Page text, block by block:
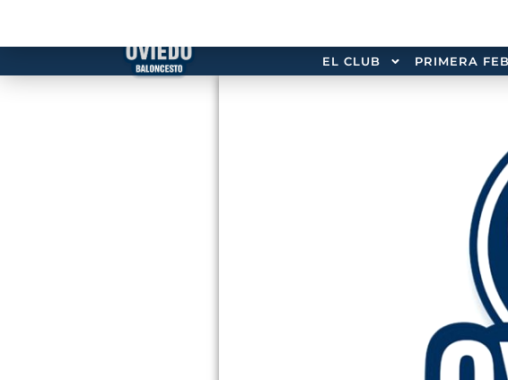
EL CLUB PRIMERA FEB